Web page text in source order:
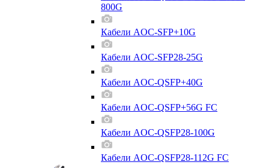
800G
Кабели AOC-SFP+10G
Кабели AOC-SFP28-25G
Кабели AOC-QSFP+40G
Кабели AOC-QSFP+56G FC
Кабели AOC-QSFP28-100G
Кабели AOC-QSFP28-112G FC